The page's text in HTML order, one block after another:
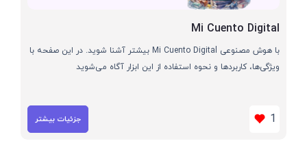
Mi Cuento Digital
با هوش مصنوعی Mi Cuento Digital بیشتر آشنا شوید. در این صفحه با
ویژگی‌ها، کاربردها و نحوه استفاده از این ابزار آگاه می‌شوید
1 جزئیات بیشتر